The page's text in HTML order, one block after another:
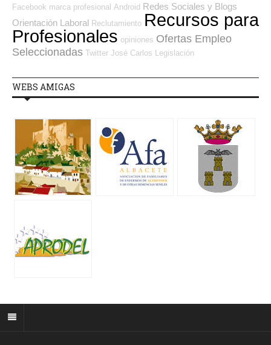
Facebook marca profesional Android Redes Sociales y Blogs
Orientación Laboral Reclutamiento Recursos para
Profesionales opiniones Ofertas Empleo
Seleccionadas Twitter José Carlos Legislación
WEBS AMIGAS